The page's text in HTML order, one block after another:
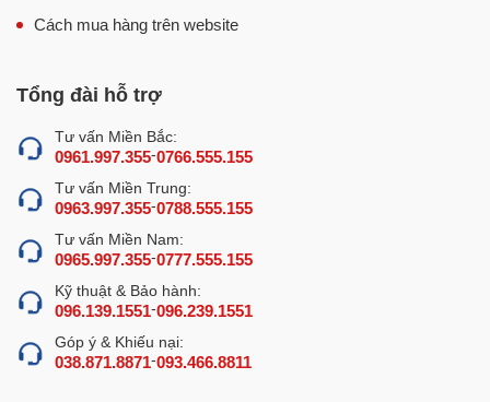
Cách mua hàng trên website
Tổng đài hỗ trợ
Tư vấn Miền Bắc:
0961.997.355-0766.555.155
Tư vấn Miền Trung:
0963.997.355-0788.555.155
Tư vấn Miền Nam:
0965.997.355-0777.555.155
Kỹ thuật & Bảo hành:
096.139.1551-096.239.1551
Góp ý & Khiếu nại:
038.871.8871-093.466.8811